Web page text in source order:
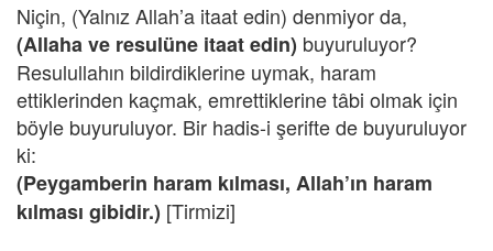
Niçin, (Yalnız Allah’a itaat edin) denmiyor da,
(Allaha ve resulüne itaat edin) buyuruluyor?
Resulullahın bildirdiklerine uymak, haram
ettiklerinden kaçmak, emrettiklerine tâbi olmak için
böyle buyuruluyor. Bir hadis-i şerifte de buyuruluyor
ki:
(Peygamberin haram kılması, Allah’ın haram
kılması gibidir.) [Tirmizi]